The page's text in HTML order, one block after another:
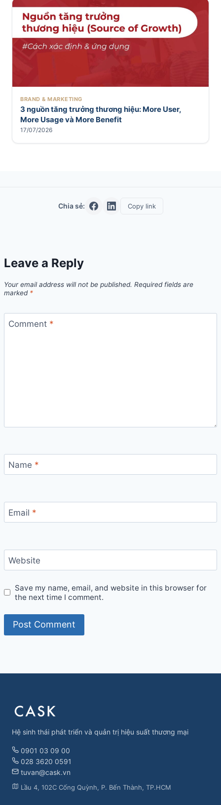
BRAND & MARKETING
3 nguồn tăng trưởng thương hiệu: More User,
More Usage và More Benefit
17/07/2026
Chia sẻ: Copy link
Leave a Reply
Your email address will not be published. Required fields are
marked *
Comment *
Name *
Email *
Website
Save my name, email, and website in this browser for
the next time I comment.
Hệ sinh thái phát triển và quản trị hiệu suất thương mại
0901 03 09 00
028 3620 0591
tuvan@cask.vn
Lầu 4, 102C Cống Quỳnh, P. Bến Thành, TP.HCM